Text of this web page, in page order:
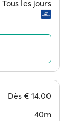
Tous les jours
Dès € 14.00
40m